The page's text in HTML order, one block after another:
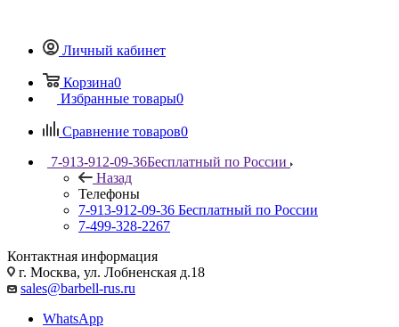
Личный кабинет
Корзина0
Избранные товары0
Сравнение товаров0
7-913-912-09-36Бесплатный по России
Назад
Телефоны
7-913-912-09-36 Бесплатный по России
7-499-328-2267
Контактная информация
г. Москва, ул. Лобненская д.18
sales@barbell-rus.ru
WhatsApp